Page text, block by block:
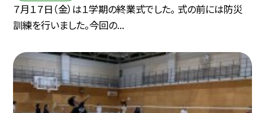
７月１７日（金）は１学期の終業式でした。 式の前には防災
訓練を行いました。今回の...